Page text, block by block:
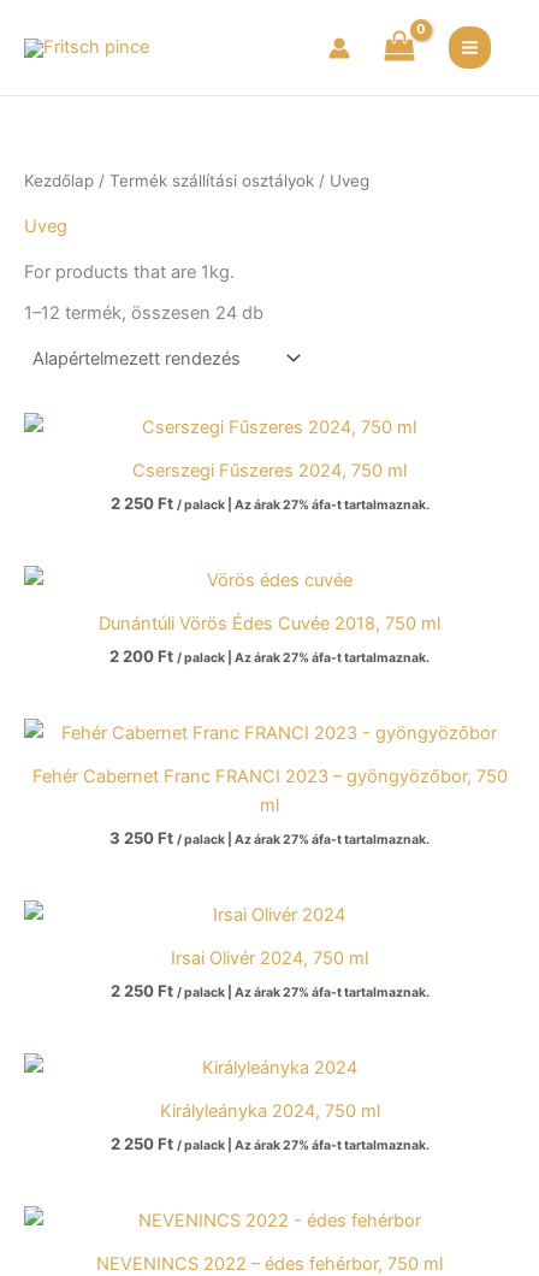
e
h
1
m
t 1
m
Kezdőlap / Termék szállítási osztályok / Uveg
Uveg
For products that are 1kg.
1–12 termék, összesen 24 db
Cserszegi Fűszeres 2024, 750 ml
2 250Ft / palack | Az árak 27% áfa-t tartalmaznak.
Dunántúli Vörös Édes Cuvée 2018, 750 ml
2 200Ft / palack | Az árak 27% áfa-t tartalmaznak.
Fehér Cabernet Franc FRANCI 2023 – gyöngyözőbor, 750
ml
3 250Ft / palack | Az árak 27% áfa-t tartalmaznak.
Irsai Olivér 2024, 750 ml
2 250Ft / palack | Az árak 27% áfa-t tartalmaznak.
Királyleányka 2024, 750 ml
2 250Ft / palack | Az árak 27% áfa-t tartalmaznak.
NEVENINCS 2022 – édes fehérbor, 750 ml